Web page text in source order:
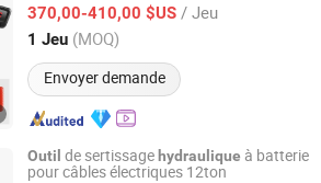
370,00-410,00 $US / Jeu
1 Jeu (MOQ)
Envoyer demande
Depuis 2025
Outil de sertissage hydraulique à batterie
pour câbles électriques 12ton